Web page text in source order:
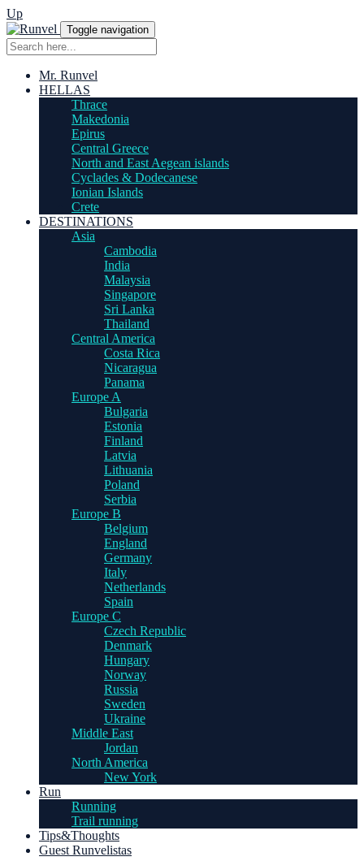
Up
Toggle navigation
Mr. Runvel
HELLAS
Thrace
Makedonia
Epirus
Central Greece
North and East Aegean islands
Cyclades & Dodecanese
Ionian Islands
Crete
DESTINATIONS
Asia
Cambodia
India
Malaysia
Singapore
Sri Lanka
Thailand
Central America
Costa Rica
Nicaragua
Panama
Europe A
Bulgaria
Estonia
Finland
Latvia
Lithuania
Poland
Serbia
Europe B
Belgium
England
Germany
Italy
Netherlands
Spain
Europe C
Czech Republic
Denmark
Hungary
Norway
Russia
Sweden
Ukraine
Middle East
Jordan
North America
New York
Run
Running
Trail running
Tips&Thoughts
Guest Runvelistas